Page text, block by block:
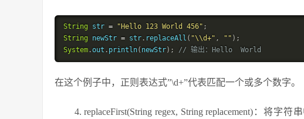
String str = "Hello 123 World 456" ;
String newStr = str . replaceAll ( "\\d+" , "" ) ;
System .out . println( newStr) ; // 输出：Hello  World
在这个例子中，正则表达式”\d+”代表匹配一个或多个数字。
replaceFirst(String regex, String replacement)：将字